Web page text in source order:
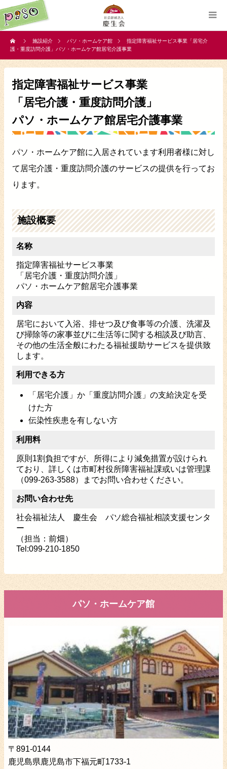
施設紹介 パソ・ホームケア館
指定障害福祉サービス事業「居宅介
護・重度訪問介護」パソ・ホームケア館居宅介護事業
指定障害福祉サービス事業
「居宅介護・重度訪問介護」
パソ・ホームケア館居宅介護事業
パソ・ホームケア館に入居されています利用者様に対し
て居宅介護・重度訪問介護のサービスの提供を行ってお
ります。
施設概要
名称
指定障害福祉サービス事業
「居宅介護・重度訪問介護」
パソ・ホームケア館居宅介護事業
内容
居宅において入浴、排せつ及び食事等の介護、洗濯及
び掃除等の家事並びに生活等に関する相談及び助言、
その他の生活全般にわたる福祉援助サービスを提供致
します。
利用できる方
「居宅介護」か「重度訪問介護」の支給決定を受
けた方
伝染性疾患を有しない方
利用料
原則1割負担ですが、所得により減免措置が設けられ
ており、詳しくは市町村役所障害福祉課或いは管理課
（099-263-3588）までお問い合わせください。
お問い合わせ先
社会福祉法人 慶生会 パソ総合福祉相談支援センタ
ー
（担当：前畑）
Tel:099-210-1850
パソ・ホームケア館
〒891-0144
鹿児島県鹿児島市下福元町1733-1